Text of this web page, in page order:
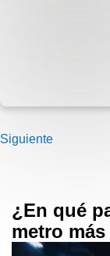
Siguiente
¿En qué
metro